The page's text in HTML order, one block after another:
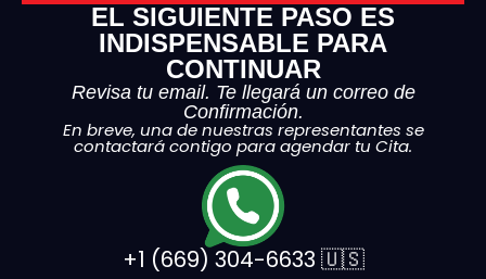
EL SIGUIENTE PASO ES
INDISPENSABLE PARA
CONTINUAR
Revisa tu email. Te llegará un correo de
Confirmación.
En breve, una de nuestras representantes se
contactará contigo para agendar tu Cita.
+1 (669) 304-6633 🇺🇸